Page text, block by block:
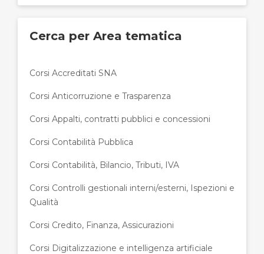
Cerca per Area tematica
Corsi Accreditati SNA
Corsi Anticorruzione e Trasparenza
Corsi Appalti, contratti pubblici e concessioni
Corsi Contabilità Pubblica
Corsi Contabilità, Bilancio, Tributi, IVA
Corsi Controlli gestionali interni/esterni, Ispezioni e
Qualità
Corsi Credito, Finanza, Assicurazioni
Corsi Digitalizzazione e intelligenza artificiale